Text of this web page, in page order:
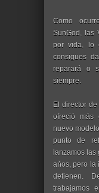
Como
SunGod, las
por vida, lo
consigues
reparará o
siempre.
El director
ofreció más
nuevo
punto de
lanzamos
años, pero la
detienen.
trabajamos